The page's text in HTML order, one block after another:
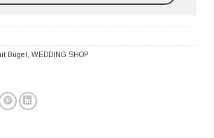
Bügel WEDDING SHOP